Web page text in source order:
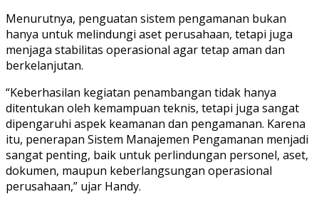
Menurutnya, penguatan sistem pengamanan bukan
hanya untuk melindungi aset perusahaan, tetapi juga
menjaga stabilitas operasional agar tetap aman dan
berkelanjutan.
“Keberhasilan kegiatan penambangan tidak hanya
ditentukan oleh kemampuan teknis, tetapi juga sangat
dipengaruhi aspek keamanan dan pengamanan. Karena
itu, penerapan Sistem Manajemen Pengamanan menjadi
sangat penting, baik untuk perlindungan personel, aset,
dokumen, maupun keberlangsungan operasional
perusahaan,” ujar Handy.